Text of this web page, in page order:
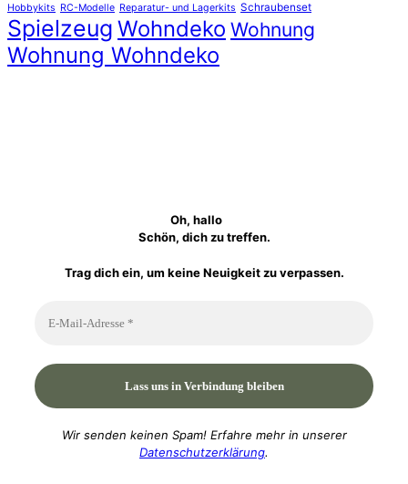
Hobbykits RC-Modelle Reparatur- und Lagerkits Schraubenset
Spielzeug Wohndeko Wohnung
Wohnung Wohndeko
Oh, hallo
Schön, dich zu treffen.
Trag dich ein, um keine Neuigkeit zu verpassen.
Wir senden keinen Spam! Erfahre mehr in unserer
Datenschutzerklärung.